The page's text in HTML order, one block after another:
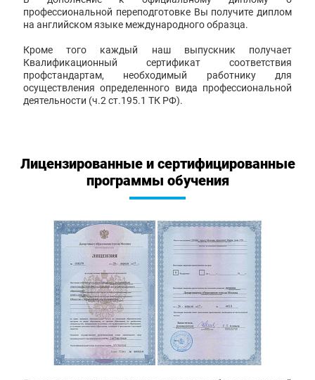
профессиональной переподготовке Вы получите диплом
на английском языке международного образца.
Кроме того каждый наш выпускник получает
Квалификационный сертификат соответствия
профстандартам, необходимый работнику для
осуществления определенного вида профессиональной
деятельности (ч.2 ст.195.1 ТК РФ).
Лицензированные и сертифицированные
программы обучения